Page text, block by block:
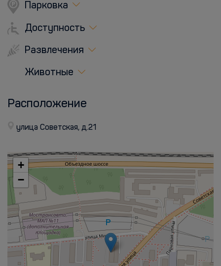
Парковка
Доступность
Развлечения
Животные
Расположение
улица Советская, д.21
+
−